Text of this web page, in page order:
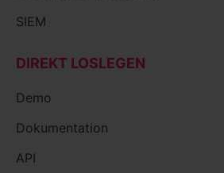
SIEM
DIREKT LOSLEGEN
Demo
Dokumentation
API